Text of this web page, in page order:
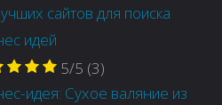
сайтов для поиска
идей
5/5 (3)
идея: Сухое валяние из